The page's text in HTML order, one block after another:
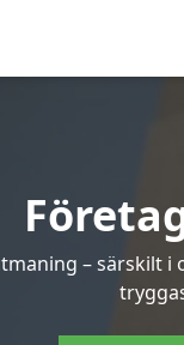
– särskilt